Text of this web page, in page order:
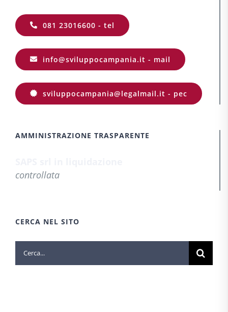
081 23016600 - tel
info@sviluppocampania.it - mail
sviluppocampania@legalmail.it - pec
AMMINISTRAZIONE TRASPARENTE
controllata
CERCA NEL SITO